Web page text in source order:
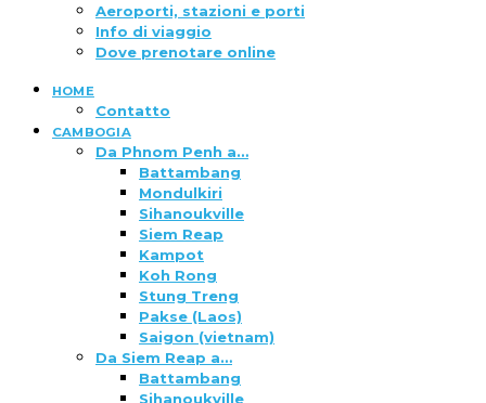
Aeroporti, stazioni e porti
Info di viaggio
Dove prenotare online
HOME
Contatto
CAMBOGIA
Da Phnom Penh a…
Battambang
Mondulkiri
Sihanoukville
Siem Reap
Kampot
Koh Rong
Stung Treng
Pakse (Laos)
Saigon (vietnam)
Da Siem Reap a…
Battambang
Sihanoukville